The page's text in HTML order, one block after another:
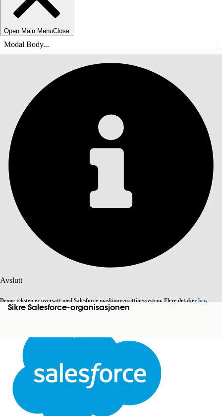
Open Main MenuClose
Modal Body...
Avslutt
Denne teksten er oversatt med Salesforce maskinoversettingssystem. Flere detaljer her.
Bytt til engelsk Ikke nå
Avslutt Avslutt
Sikre Salesforce-organisasjonen
Vis innholdsfortegnelse